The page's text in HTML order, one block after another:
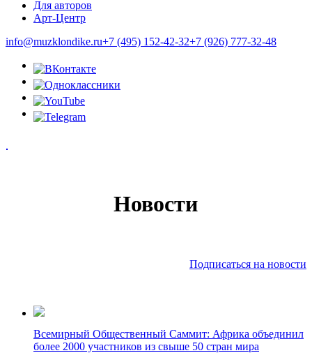
Для авторов
Арт-Центр
info@muzklondike.ru+7 (495) 152-42-32+7 (926) 777-32-48
Новости
Подписаться на новости
Всемирный Общественный Саммит: Африка объединил
более 2000 участников из свыше 50 стран мира